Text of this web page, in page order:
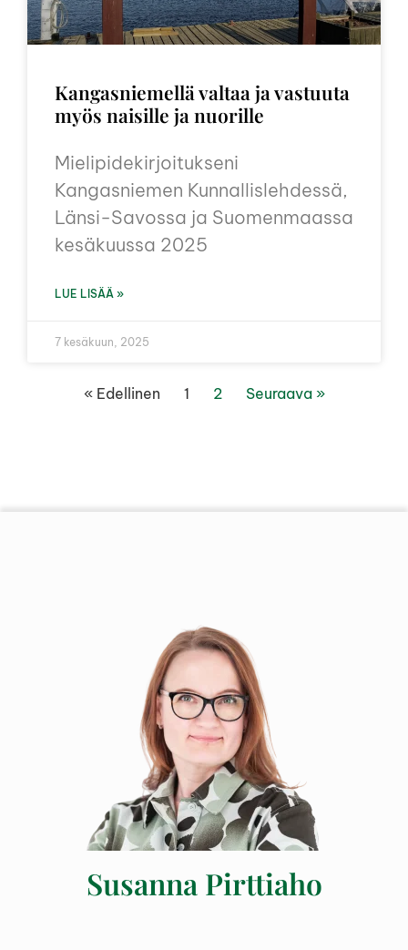
Kangasniemellä valtaa ja vastuuta
myös naisille ja nuorille
Mielipidekirjoitukseni
Kangasniemen Kunnallislehdessä,
Länsi-Savossa ja Suomenmaassa
kesäkuussa 2025
LUE LISÄÄ »
7 kesäkuun, 2025
« Edellinen 1 2 Seuraava »
Susanna Pirttiaho